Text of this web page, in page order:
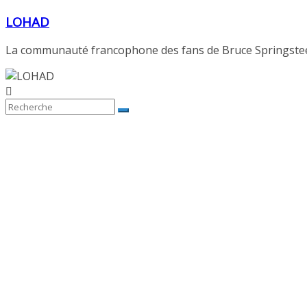
Passer
contenu
LOHAD
La communauté francophone des fans de Bruce